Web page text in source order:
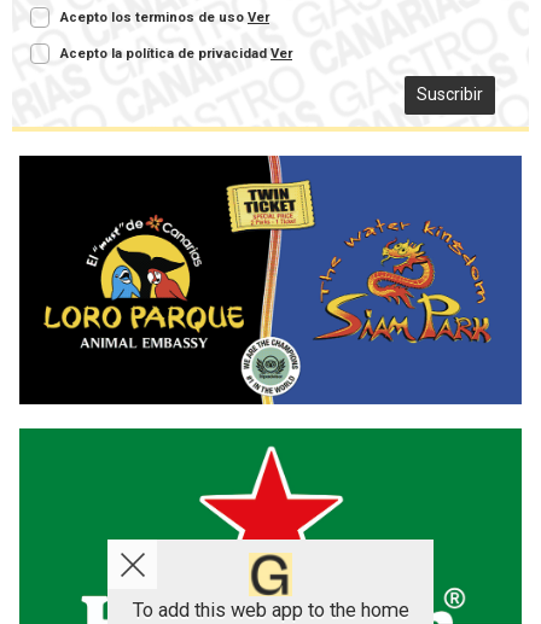
Acepto los terminos de uso Ver
Acepto la política de privacidad Ver
Suscribir
To add this web app to the home